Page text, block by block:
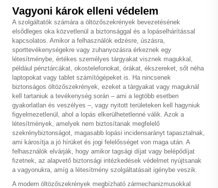
Vagyoni károk elleni védelem
A szolgáltatók számára a öltözőszekrények bevezetésének
elsődleges oka közvetlenül a biztonsággal és a lopáselhárítással
kapcsolatos. Amikor a felhasználók edzésre, úszásra,
sporttevékenységekre vagy zuhanyozásra érkeznek egy
létesítménybe, értékes személyes tárgyakat visznek magukkal,
például pénztárcákat, okostelefonokat, órákat, ékszereket, sőt néha
laptopokat vagy tablet számítógépeket is. Ha nincsenek
biztonságos öltözőszekrények, ezeket a tárgyakat vagy maguknál
kell tartaniuk a tevékenység során – ami a legtöbb esetben
gyakorlatlan és veszélyes –, vagy nyitott területeken kell hagyniuk
figyelmezetlenül, ahol a lopás elkerülhetetlenné válik. Azok a
létesítmények, amelyek nem biztosítanak megfelelő
szekrénybiztonságot, magasabb lopási incidensarányt tapasztalnak,
ami károsítja a jó hírüket és jogi felelősséget von maga után. A
felhasználók elvárják, hogy amikor tagsági díjat vagy belépődíjat
fizetnek, az alapvető biztonsági intézkedések védelmet nyújtsanak
a vagyonukra, amíg a létesítmény szolgáltatásait igénybe veszik.
A modern öltözőszekrények megbízható zármechanizmusokkal